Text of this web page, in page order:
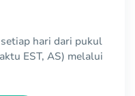
hari dari pukul
EST, AS) melalui